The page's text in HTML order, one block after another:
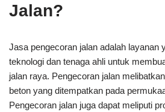
Jalan?
Jasa pengecoran jalan adalah layanan
teknologi dan tenaga ahli untuk
jalan raya. Pengecoran jalan
beton yang ditempatkan pada
Pengecoran jalan juga dapat meliputi